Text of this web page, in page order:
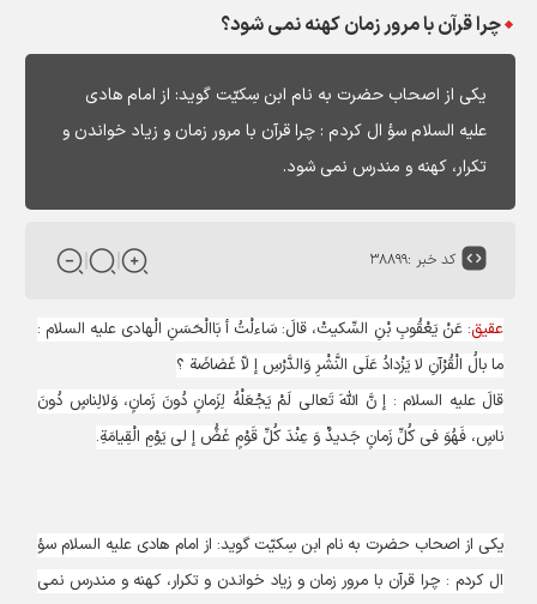
چرا قرآن با مرور زمان کهنه نمى شود؟
یکى از اصحاب حضرت به نام ابن سِکیّت گوید: از امام هادى
علیه السلام سؤ ال کردم : چرا قرآن با مرور زمان و زیاد خواندن و
تکرار، کهنه و مندرس نمى شود.
کد خبر :۳۸۸۹۹
عقیق: عَنْ یَعْقُوبِ بْنِ السِّکیتْ، قالَ: سَاءلْتُ أ بَاالْحَسَنِ الْهادى علیه السلام :
ما بالُ الْقُرْآنِ لا یَزْدادُ عَلَى النَّشْرِ وَالدَّرْسِ إ لاّ غَضاضَة ؟
قالَ علیه السلام : إ نَّ اللّهَ تَعالى لَمْ یَجْعَلْهُ لِزَمانٍ دُونَ زَمانٍ، وَلالِناسٍ دُونَ
ناسٍ، فَهُوَ فى کُلِّ زَمانٍ جَدیدٌ وَ عِنْدَ کُلِّ قَوْمٍ غَضُّ إ لى یَوْمِ الْقِیامَةِ.
یکى از اصحاب حضرت به نام ابن سِکیّت گوید: از امام هادى علیه السلام سؤ
ال کردم : چرا قرآن با مرور زمان و زیاد خواندن و تکرار، کهنه و مندرس نمى